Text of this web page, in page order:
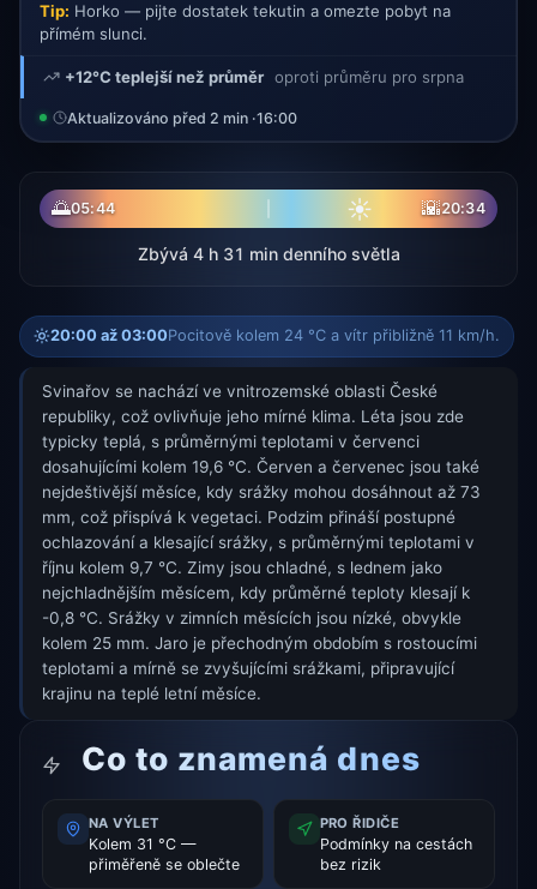
Tip: Horko — pijte dostatek tekutin a omezte pobyt na
přímém slunci.
+12°C teplejší než průměr oproti průměru pro srpna
Aktualizováno před 2 min ·16:00
🌅05:44 ☀ 🌇20:34
Zbývá 4 h 31 min denního světla
20:00 až 03:00Pocitově kolem 24 °C a vítr přibližně 11 km/h.
Svinařov se nachází ve vnitrozemské oblasti České
republiky, což ovlivňuje jeho mírné klima. Léta jsou zde
typicky teplá, s průměrnými teplotami v červenci
dosahujícími kolem 19,6 °C. Červen a červenec jsou také
nejdeštivější měsíce, kdy srážky mohou dosáhnout až 73
mm, což přispívá k vegetaci. Podzim přináší postupné
ochlazování a klesající srážky, s průměrnými teplotami v
říjnu kolem 9,7 °C. Zimy jsou chladné, s lednem jako
nejchladnějším měsícem, kdy průměrné teploty klesají k
-0,8 °C. Srážky v zimních měsících jsou nízké, obvykle
kolem 25 mm. Jaro je přechodným obdobím s rostoucími
teplotami a mírně se zvyšujícími srážkami, připravující
krajinu na teplé letní měsíce.
Co to znamená dnes
NA VÝLET
Kolem 31 °C —
přiměřeně se oblečte
PRO ŘIDIČE
Podmínky na cestách
bez rizik